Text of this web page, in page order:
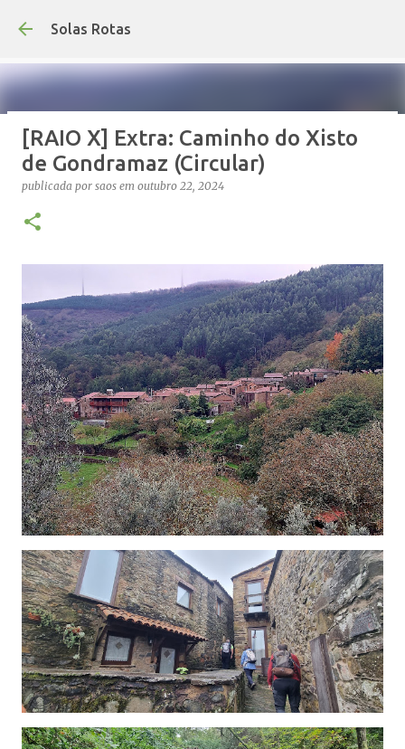
Solas Rotas
Os Solas Rotas estão de férias
publicada porsaos emjulho 03, 2026
[RAIO X] Extra: Caminho do Xisto
de Gondramaz (Circular)
publicada por saos em outubro 22, 2024